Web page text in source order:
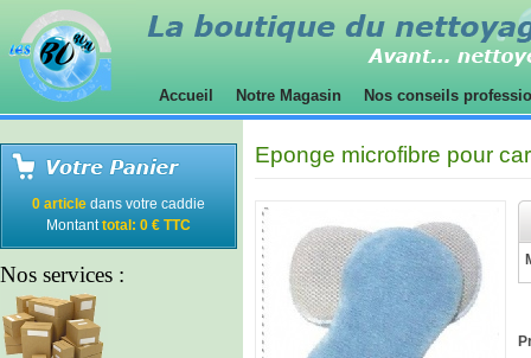
Accueil Notre Magasin Nos conseils
0 article dans votre caddie
Montanttotal: 0 € TTC
Nos services :
Eponge microfibre pour